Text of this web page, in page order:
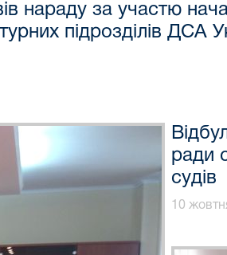
нараду за участю
підрозділів ДСА
ради
судів
10